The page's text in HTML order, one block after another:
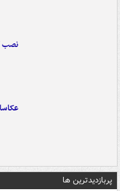
نصب
پربازدیدترین ها